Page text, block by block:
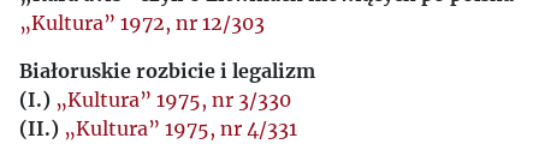
„Kultura” 1972, nr 12/303
Białoruskie rozbicie i legalizm
(I.) „Kultura” 1975, nr 3/330
(II.) „Kultura” 1975, nr 4/331